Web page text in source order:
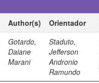
Author(s) Orientador
Gotardo,
Daiane
Marani
Staduto,
Jefferson
Andronio
Ramundo